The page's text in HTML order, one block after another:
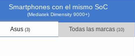
Smartphones con el mismo SoC
(Mediatek Dimensity 9000+)
Asus (3) Todas las marcas(10)